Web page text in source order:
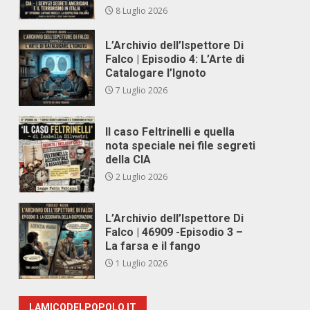
8 Luglio 2026
L’Archivio dell’Ispettore Di
Falco | Episodio 4: L’Arte di
Catalogare l’Ignoto
7 Luglio 2026
Il caso Feltrinelli e quella
nota speciale nei file segreti
della CIA
2 Luglio 2026
L’Archivio dell’Ispettore Di
Falco | 46909 -Episodio 3 –
La farsa e il fango
1 Luglio 2026
LAMICODELPOPOLO.IT